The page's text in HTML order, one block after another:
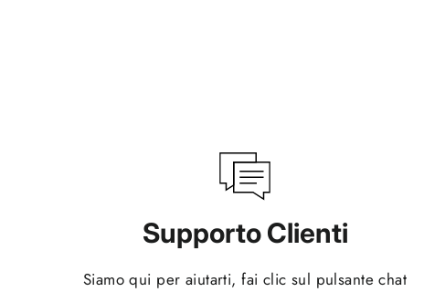
Supporto Clienti
Siamo qui per aiutarti, fai clic sul pulsante chat